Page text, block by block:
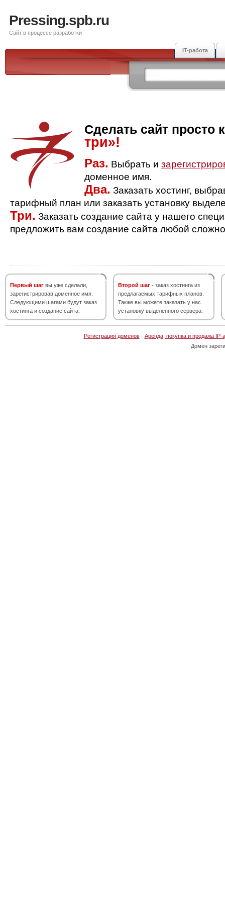
Pressing.spb.ru
Сайт в процессе разработки
IT-работа
Сделать сайт просто
три»!
Раз. Выбрать и
доменное имя.
Два. Заказать хостинг,
тарифный план или заказать установку
Три. Заказать создание сайта у нашего
предложить вам создание сайта любой
Первый шаг вы уже сделали,
зарегистрировав доменное имя.
Следующими шагами будут заказ
хостинга и создание сайта.
Второй шаг - заказ хостинга из
предлагаемых тарифных планов.
Также вы можете заказать у нас
установку выделенного сервера.
Регистрация доменов· Аренда, покупка и продажа IP-
Домен